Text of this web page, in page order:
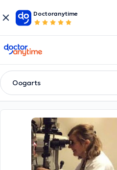
Doctoranytime
doctoranytime
Oogarts